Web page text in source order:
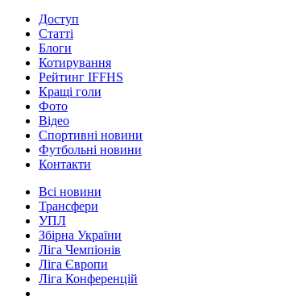
Доступ
Статті
Блоги
Котирування
Рейтинг IFFHS
Кращі голи
Фото
Відео
Спортивні новини
Футбольні новини
Контакти
Всі новини
Трансфери
УПЛ
Збірна України
Ліга Чемпіонів
Ліга Європи
Ліга Конференцій